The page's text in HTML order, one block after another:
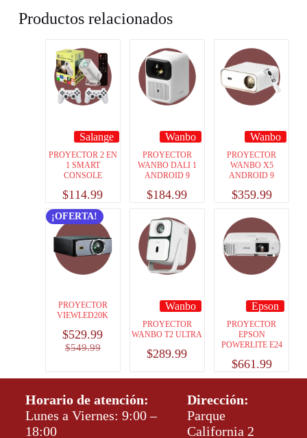
Productos relacionados
Salange
PROYECTOR 2 EN
1 SMART
CONSOLE
$114.99
Wanbo
PROYECTOR
WANBO DALI 1
ANDROID 9
$184.99
Wanbo
PROYECTOR
WANBO X5
ANDROID 9
$359.99
¡OFERTA!
PROYECTOR
VIEWLED20K
$549.99
$529.99
Wanbo
PROYECTOR
WANBO T2 ULTRA
$289.99
Epson
PROYECTOR
EPSON
POWERLITE E24
$661.99
Horario de atención:
Lunes a Viernes: 9:00 –
18:00
Dirección:
Parque
California 2